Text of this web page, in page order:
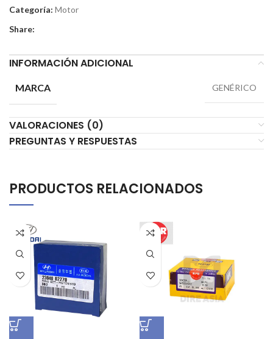
Categoría: Motor
Share:
INFORMACIÓN ADICIONAL
MARCA GENÉRICO
VALORACIONES (0)
PREGUNTAS Y RESPUESTAS
PRODUCTOS RELACIONADOS